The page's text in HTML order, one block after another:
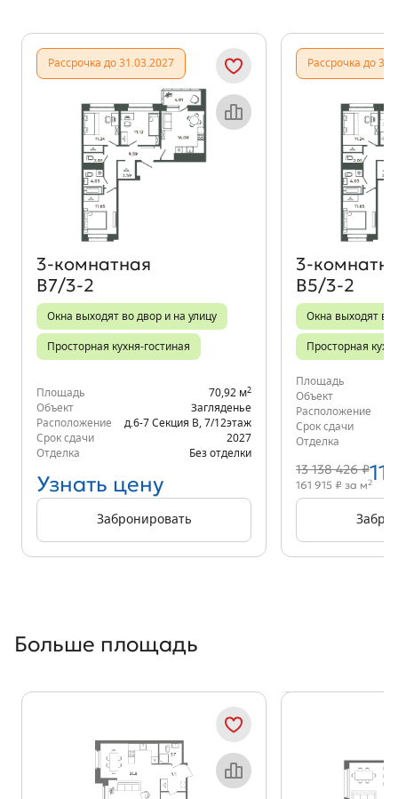
Рассрочка до 31.03.2027
Объект месяца
3‑комнатная
В7/3-2
Окна выходят во двор и на улицу
Просторная кухня-гостиная
Площадь 70,92 м2
Объект
Загляденье
Расположение
д.6-7 Секция В 7/12этаж
Срок сдачи
2027
Отделка
Без отделки
Узнать цену
Забронировать
Рассрочка до
В5/3-2
Окна выходят во
Просторная
Площадь
Объект
Расположение
Срок сдачи
Отделка
13 138 426 ₽
161 915 ₽ за м2
Больше площадь